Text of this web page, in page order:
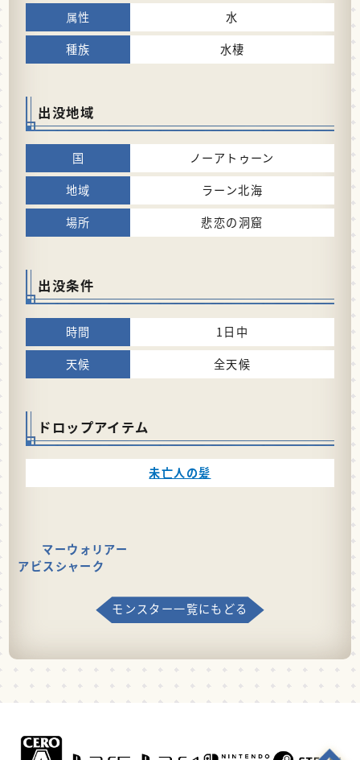
水
水棲
出没地域
ノーアトゥーン
ラーン北海
悲恋の洞窟
出没条件
1日中
全天候
ドロップアイテム
未亡人の髪
マーウォリアー
アビスシャーク
モンスター一覧にもどる